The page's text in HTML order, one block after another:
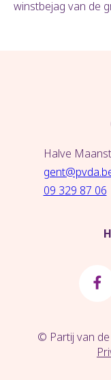
winstbejag van de
Halve
09 329 87 06
© Partij van